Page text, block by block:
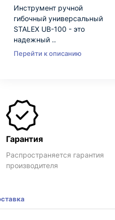
Инструмент ручной
гибочный универсальный
STALEX UB-100 - это
надежный ..
Перейти к описанию
Гарантия
Распространяется гарантия
производителя